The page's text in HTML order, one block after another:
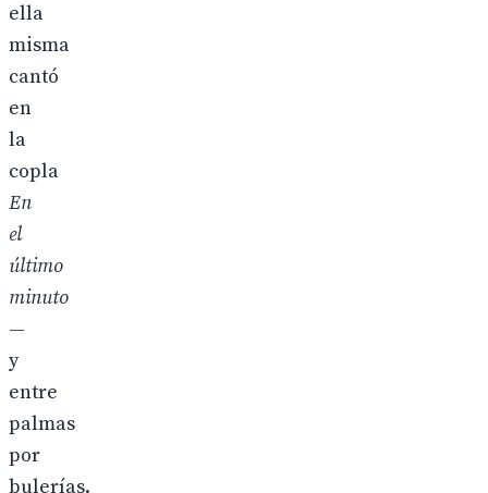
ella
misma
cantó
en
la
copla
En
el
último
minuto
—
y
entre
palmas
por
bulerías.